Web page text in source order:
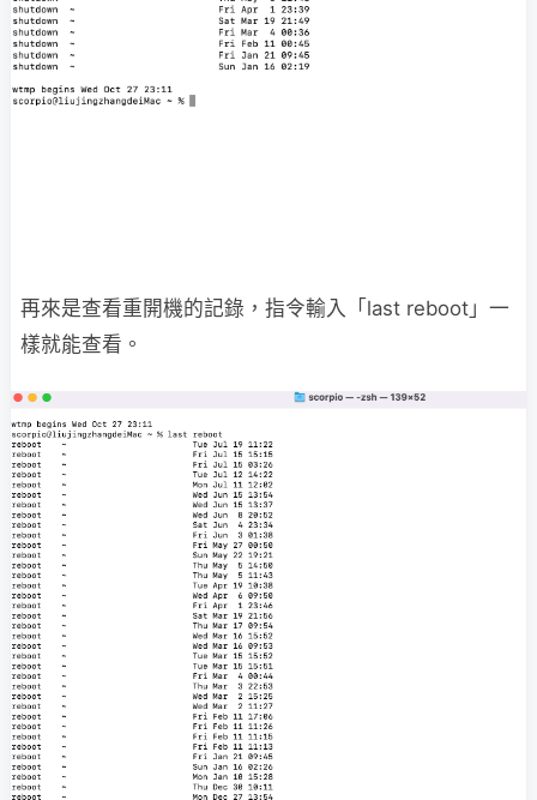
再來是查看重開機的記錄，指令輸入「last reboot」一
樣就能查看。